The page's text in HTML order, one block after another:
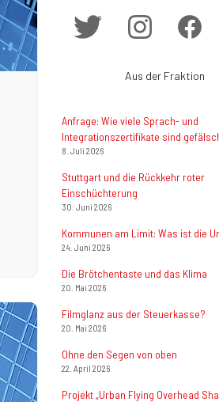
Aus der Fraktion
Anfrage: Wie viele Sprach- und
Integrationszertifikate sind
8. Juli 2026
Stuttgart und die Rückkehr roter
Einschüchterung
30. Juni 2026
Kommunen am Limit: Was ist die
24. Juni 2026
Die Brötchentaste und das Klima
20. Mai 2026
Filmglanz aus der Steuerkasse?
20. Mai 2026
Ohne den Segen von oben
22. April 2026
Projekt „Urban Flying Overhead